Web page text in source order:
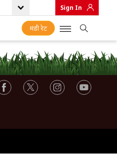
Sign In
मंडी रेट